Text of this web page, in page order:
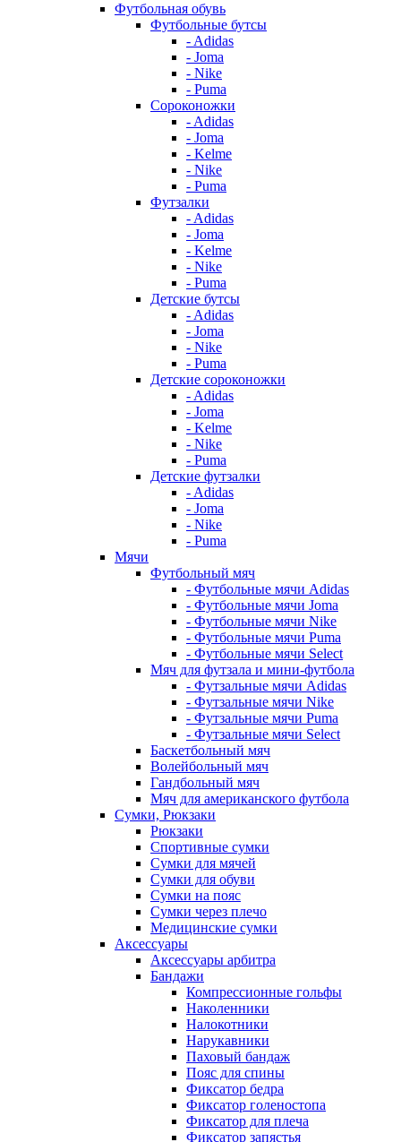
Футбольная обувь
Футбольные бутсы
- Adidas
- Joma
- Nike
- Puma
Сороконожки
- Adidas
- Joma
- Kelme
- Nike
- Puma
Футзалки
- Adidas
- Joma
- Kelme
- Nike
- Puma
Детские бутсы
- Adidas
- Joma
- Nike
- Puma
Детские сороконожки
- Adidas
- Joma
- Kelme
- Nike
- Puma
Детские футзалки
- Adidas
- Joma
- Nike
- Puma
Мячи
Футбольный мяч
- Футбольные мячи Adidas
- Футбольные мячи Joma
- Футбольные мячи Nike
- Футбольные мячи Puma
- Футбольные мячи Select
Мяч для футзала и мини-футбола
- Футзальные мячи Adidas
- Футзальные мячи Nike
- Футзальные мячи Puma
- Футзальные мячи Select
Баскетбольный мяч
Волейбольный мяч
Гандбольный мяч
Мяч для американского футбола
Сумки, Рюкзаки
Рюкзаки
Спортивные сумки
Сумки для мячей
Сумки для обуви
Сумки на пояс
Сумки через плечо
Медицинские сумки
Аксессуары
Аксессуары арбитра
Бандажи
Компрессионные гольфы
Наколенники
Налокотники
Нарукавники
Паховый бандаж
Пояс для спины
Фиксатор бедра
Фиксатор голеностопа
Фиксатор для плеча
Фиксатор запястья